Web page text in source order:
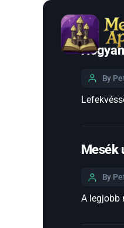
By
Mesék
By
A legjobb